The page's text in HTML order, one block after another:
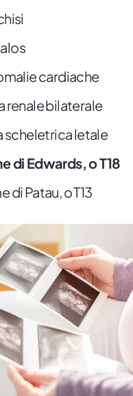
cardiache
renale bilaterale
scheletrica letale
di Edwards, o T18
di Patau, o T13